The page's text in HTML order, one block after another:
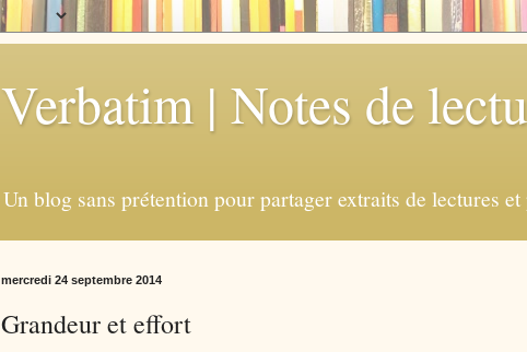
Verbatim | Notes de
Un blog sans prétention pour partager extraits de lectures
mercredi 24 septembre 2014
Grandeur et effort